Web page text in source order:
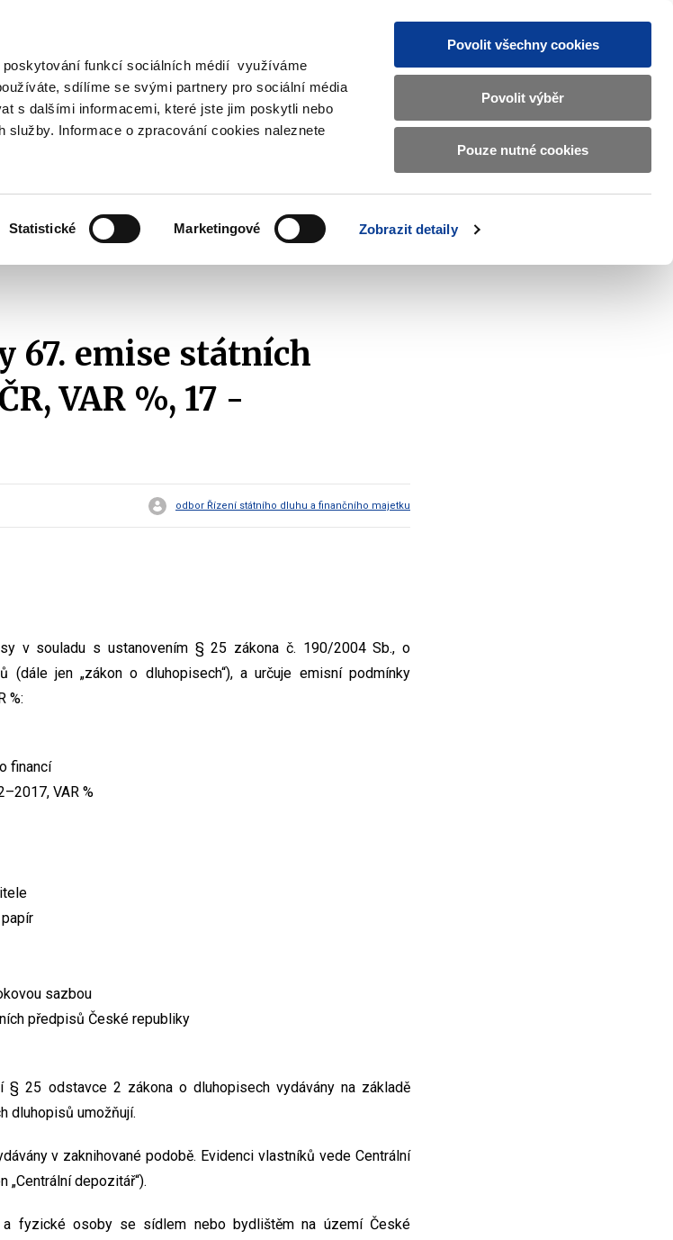
funkcí sociálních médií využíváme
sdílíme se svými partnery pro sociální média
s dalšími informacemi, které jste jim poskytli nebo
Informace o zpracování cookies naleznete
Statistické Marketingové Zobrazit detaily
Povolit všechny cookies
Povolit výběr
Pouze nutné cookies
Vyhledat
CZ EN
Základní
informace
o
Ministerstvu
financí
submenu
submenu
účetnictví
submenu
EU
submenu
Emisní podmínky
67. emise státních
VAR %, 17 -
odbor Řízení státního dluhu a finančního majetku
v souladu s ustanovením § 25 zákona č. 190/2004 Sb., o
(dále jen „zákon o dluhopisech“), a určuje emisní podmínky
%:
financí
VAR %
sazbou
předpisů České republiky
§ 25 odstavce 2 zákona o dluhopisech vydávány na základě
dluhopisů umožňují.
v zaknihované podobě. Evidenci vlastníků vede Centrální
„Centrální depozitář“).
a fyzické osoby se sídlem nebo bydlištěm na území České